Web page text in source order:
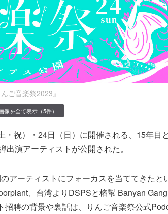
んご音楽祭2023』
像を全て表示（5件）
祝）・24日（日）に開催される、15年目
演アーティストが公開された。
アーティストにフォーカスを当ててきたと
、台湾よりDSPSと榕幫 Banyan
聘の背景や裏話は、りんご音楽祭公式